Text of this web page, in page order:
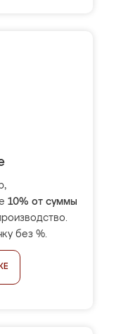
10% от суммы
без %.